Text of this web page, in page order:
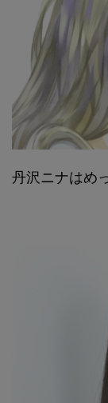
丹沢ニナはめ